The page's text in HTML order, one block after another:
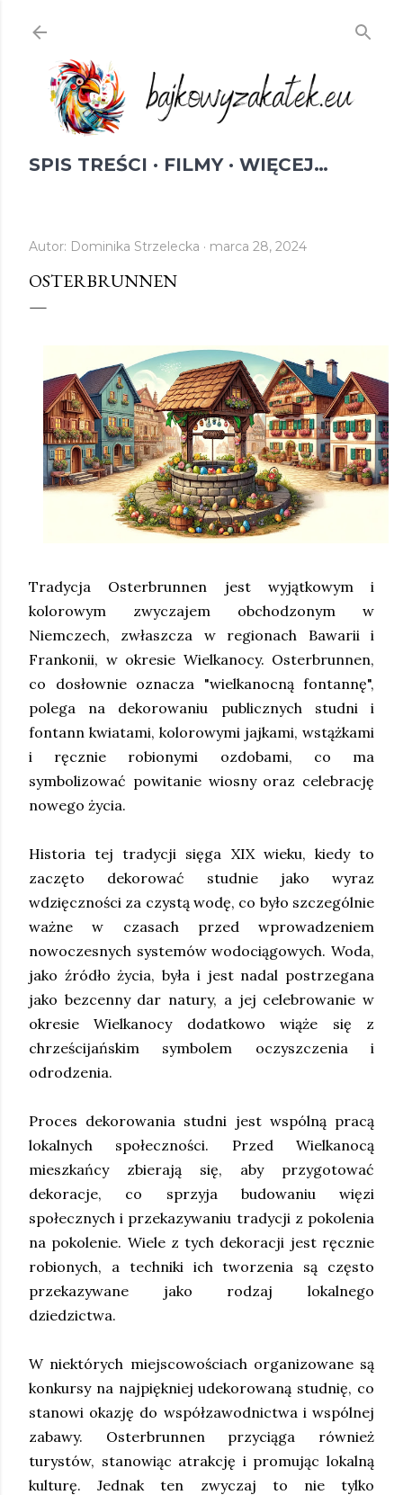
SPIS TREŚCI FILMY WIĘCEJ…
Autor: Dominika Strzelecka marca 28, 2024
OSTERBRUNNEN
Tradycja Osterbrunnen jest wyjątkowym i
kolorowym zwyczajem obchodzonym w
Niemczech, zwłaszcza w regionach Bawarii i
Frankonii, w okresie Wielkanocy. Osterbrunnen,
co dosłownie oznacza "wielkanocną fontannę",
polega na dekorowaniu publicznych studni i
fontann kwiatami, kolorowymi jajkami, wstążkami
i ręcznie robionymi ozdobami, co ma
symbolizować powitanie wiosny oraz celebrację
nowego życia.
Historia tej tradycji sięga XIX wieku, kiedy to
zaczęto dekorować studnie jako wyraz
wdzięczności za czystą wodę, co było szczególnie
ważne w czasach przed wprowadzeniem
nowoczesnych systemów wodociągowych. Woda,
jako źródło życia, była i jest nadal postrzegana
jako bezcenny dar natury, a jej celebrowanie w
okresie Wielkanocy dodatkowo wiąże się z
chrześcijańskim symbolem oczyszczenia i
odrodzenia.
Proces dekorowania studni jest wspólną pracą
lokalnych społeczności. Przed Wielkanocą
mieszkańcy zbierają się, aby przygotować
dekoracje, co sprzyja budowaniu więzi
społecznych i przekazywaniu tradycji z pokolenia
na pokolenie. Wiele z tych dekoracji jest ręcznie
robionych, a techniki ich tworzenia są często
przekazywane jako rodzaj lokalnego
dziedzictwa.
W niektórych miejscowościach organizowane są
konkursy na najpiękniej udekorowaną studnię, co
stanowi okazję do współzawodnictwa i wspólnej
zabawy. Osterbrunnen przyciąga również
turystów, stanowiąc atrakcję i promując lokalną
kulturę. Jednak ten zwyczaj to nie tylko